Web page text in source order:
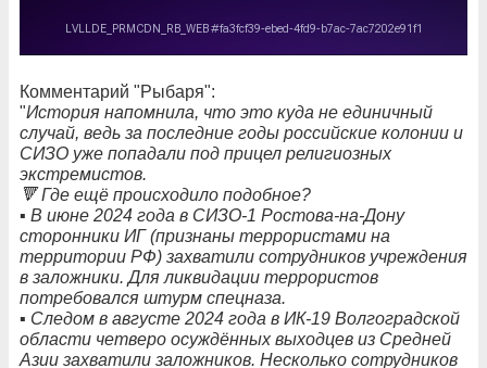
Комментарий "Рыбаря":
"История напомнила, что это куда не единичный
случай, ведь за последние годы российские колонии и
СИЗО уже попадали под прицел религиозных
экстремистов.
🔻 Где ещё происходило подобное?
▪️ В июне 2024 года в СИЗО-1 Ростова-на-Дону
сторонники ИГ (признаны террористами на
территории РФ) захватили сотрудников учреждения
в заложники. Для ликвидации террористов
потребовался штурм спецназа.
▪️ Следом в августе 2024 года в ИК-19 Волгоградской
области четверо осуждённых выходцев из Средней
Азии захватили заложников. Несколько сотрудников